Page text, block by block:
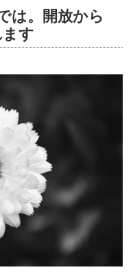
は。開放から
す